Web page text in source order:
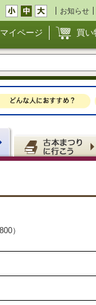
お知らせ
マイページ 買い
）